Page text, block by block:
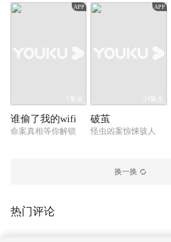
APP
1集全
谁偷了我的wifi
命案真相等你解锁
APP
24集全
破茧
怪虫凶案惊悚骇人
换一换
热门评论